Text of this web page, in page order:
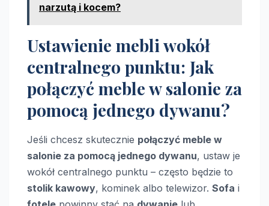
narzutą i kocem?
Ustawienie mebli wokół
centralnego punktu: Jak
połączyć meble w salonie za
pomocą jednego dywanu?
Jeśli chcesz skutecznie połączyć meble w
salonie za pomocą jednego dywanu, ustaw je
wokół centralnego punktu – często będzie to
stolik kawowy, kominek albo telewizor. Sofa i